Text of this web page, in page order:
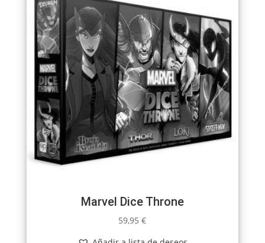
Marvel Dice Throne
59,95€